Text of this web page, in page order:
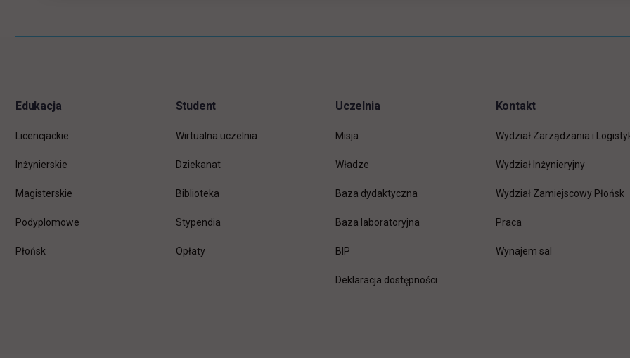
Edukacja
Licencjackie
Inżynierskie
Magisterskie
Podyplomowe
Płońsk
Student
Wirtualna uczelnia
Dziekanat
Biblioteka
Stypendia
Opłaty
Uczelnia
Misja
Władze
Baza dydaktyczna
Baza laboratoryjna
BIP
Deklaracja dostępności
Kontakt
Wydział Zarządzania i
Wydział Inżynieryjny
Wydział Zamiejscowy Płońsk
Pracalink otwiera się w nowej
Wynajem sal